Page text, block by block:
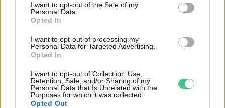
I want to opt-out of the Sale of my
Personal Data.
Opted In
I want to opt-out of processing my
Personal Data for Targeted Advertising.
Opted In
I want to opt-out of Collection, Use,
Retention, Sale, and/or Sharing of my
Personal Data that Is Unrelated with the
Purposes for which it was collected.
Opted Out
Kora tavaszi virághatározó –
Ezeket a szépségeket már
megcsodálhatod az erdőben
Granát-Galló Tímea